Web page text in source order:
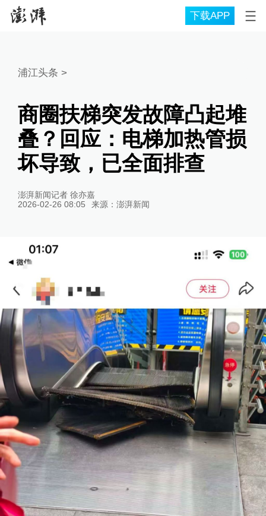
下载APP
浦江头条 >
商圈扶梯突发故障凸起堆
叠？回应：电梯加热管损
坏导致，已全面排查
澎湃新闻记者 徐亦嘉
2026-02-26 08:05
来源： 澎湃新闻